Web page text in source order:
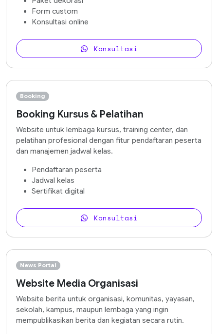
Form custom
Konsultasi online
Konsultasi
Booking
Booking Kursus & Pelatihan
Website untuk lembaga kursus, training center, dan
pelatihan profesional dengan fitur pendaftaran peserta
dan manajemen jadwal kelas.
Pendaftaran peserta
Jadwal kelas
Sertifikat digital
Konsultasi
News Portal
Website Media Organisasi
Website berita untuk organisasi, komunitas, yayasan,
sekolah, kampus, maupun lembaga yang ingin
mempublikasikan berita dan kegiatan secara rutin.